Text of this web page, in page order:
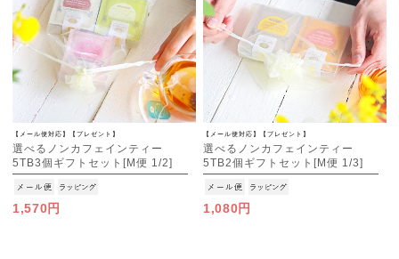
【メール便対応】【プレゼント】
選べるノンカフェインティー
5TB3個ギフトセット[M便 1/2]
1,570円
【メール便対応】【プレゼント】
選べるノンカフェインティー
5TB2個ギフトセット[M便 1/3]
1,080円